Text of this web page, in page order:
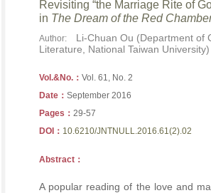
Revisiting “the Marriage Rite of
in The Dream of the Red
Author:
Li-Chuan Ou (Department of
Literature, National Taiwan University)
Vol.&No.：Vol. 61, No. 2
Date：September 2016
Pages：29-57
DOI： 10.6210/JNTNULL.2016.61(2).02
Abstract：
A popular reading of the love and